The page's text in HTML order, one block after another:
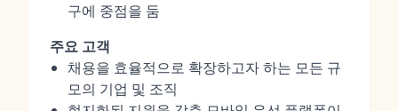
구에 중점을 둠
주요 고객
채용을 효율적으로 확장하고자 하는 모든 규
모의 기업 및 조직